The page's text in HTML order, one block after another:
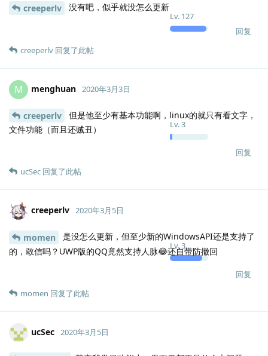
Lv. 127
creeperlv 没有吧，似乎就没怎么更新
回复
creeperlv 回复了此帖
M menghuan
Lv.3
2020年3月3日
creeperlv
但是他至少有基本功能啊，linux的就只有看文字，
文件功能（而且还贼丑）
回复
ucSec 回复了此帖
creeperlv
Lv.3
2020年3月5日
momen
是没怎么更新，但至少新的WindowsAPI还是支持了
的，敢信吗？UWP版的QQ竟然支持人脉😂还自带防撤回
回复
momen 回复了此帖
ucSec 2020年3月5日